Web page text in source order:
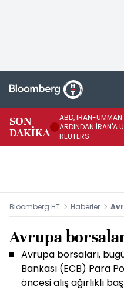
SON
DAKİKA
ABD, İRAN-UMMAN
ARDINDAN İRAN'A
REUTERS
Bloomberg HT Haberler
Avrupa
Avrupa borsaları,
Bankası (ECB) Para
öncesi alış ağırlıklı